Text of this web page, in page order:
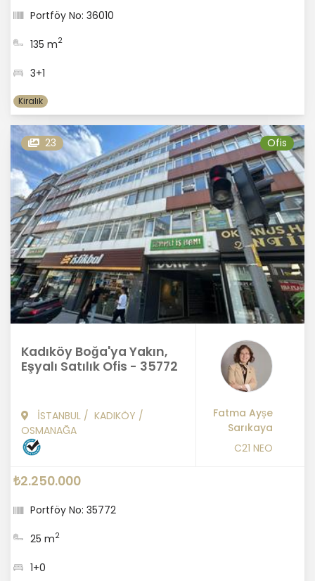
Portföy No: 36010
135 m2
3+1
Kiralık
23 Ofis
Kadıköy Boğa'ya Yakın,
Eşyalı Satılık Ofis - 35772
İSTANBUL / KADIKÖY /
OSMANAĞA
Fatma Ayşe
Sarıkaya
C21 NEO
₺2.250.000
Portföy No: 35772
25 m2
1+0